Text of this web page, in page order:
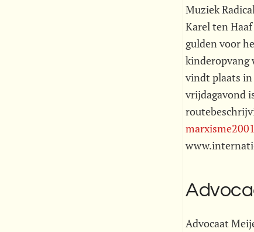
Muziek
Karel ten
gulden voor
kinderopvang
vindt plaats in
vrijdagavond
Advocaat